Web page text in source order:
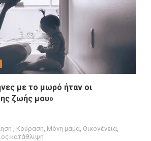
με το μωρό ήταν οι
ζωής μου»
Κούραση Μόνη μαμά Οικογένεια
κατάθλιψη